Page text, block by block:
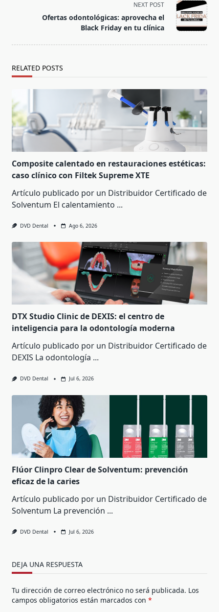
NEXT POST
Ofertas odontológicas: aprovecha el
Black Friday en tu clínica
RELATED POSTS
Composite calentado en restauraciones estéticas:
caso clínico con Filtek Supreme XTE
Artículo publicado por un Distribuidor Certificado de
Solventum El calentamiento ...
DVD Dental Ago 6, 2026
DTX Studio Clinic de DEXIS: el centro de
inteligencia para la odontología moderna
Artículo publicado por un Distribuidor Certificado de
DEXIS La odontología ...
DVD Dental Jul 6, 2026
Flúor Clinpro Clear de Solventum: prevención
eficaz de la caries
Artículo publicado por un Distribuidor Certificado de
Solventum La prevención ...
DVD Dental Jul 6, 2026
DEJA UNA RESPUESTA
Tu dirección de correo electrónico no será publicada. Los
campos obligatorios están marcados con *